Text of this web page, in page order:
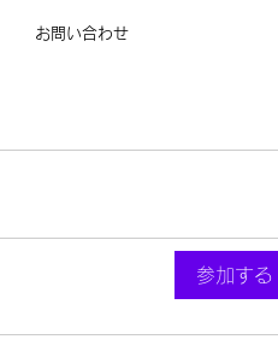
お問い合わせ
参加する